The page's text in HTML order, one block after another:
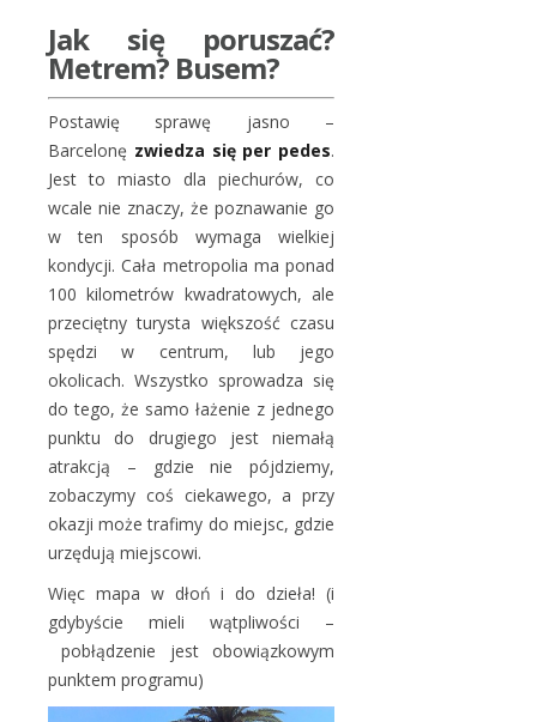
Jak się poruszać?
Metrem? Busem?
Postawię sprawę jasno –
Barcelonę zwiedza się per pedes.
Jest to miasto dla piechurów, co
wcale nie znaczy, że poznawanie go
w ten sposób wymaga wielkiej
kondycji. Cała metropolia ma ponad
100 kilometrów kwadratowych, ale
przeciętny turysta większość czasu
spędzi w centrum, lub jego
okolicach. Wszystko sprowadza się
do tego, że samo łażenie z jednego
punktu do drugiego jest niemałą
atrakcją – gdzie nie pójdziemy,
zobaczymy coś ciekawego, a przy
okazji może trafimy do miejsc, gdzie
urzędują miejscowi.
Więc mapa w dłoń i do dzieła! (i
gdybyście mieli wątpliwości –
pobłądzenie jest obowiązkowym
punktem programu)